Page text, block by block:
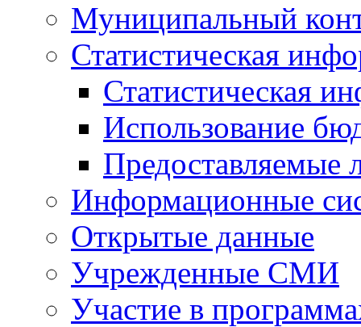
Муниципальный
Статистическая
Статистическая
Использование
Предоставляемые
Информационные
Открытые данные
Учрежденные СМИ
Участие в